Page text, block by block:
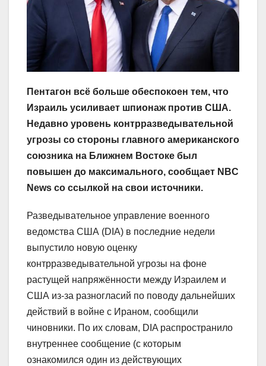
Пентагон всё больше обеспокоен тем, что
Израиль усиливает шпионаж против США.
Недавно уровень контрразведывательной
угрозы со стороны главного американского
союзника на Ближнем Востоке был
повышен до максимального, сообщает NBC
News со ссылкой на свои источники.
Разведывательное управление военного
ведомства США (DIA) в последние недели
выпустило новую оценку
контрразведывательной угрозы на фоне
растущей напряжённости между Израилем и
США из-за разногласий по поводу дальнейших
действий в войне с Ираном, сообщили
чиновники. По их словам, DIA распространило
внутреннее сообщение (с которым
ознакомился один из действующих